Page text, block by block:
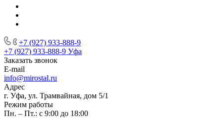
+7 (927) 933-888-9
+7 (927) 933-888-9 Уфа
Заказать звонок
E-mail
info@mirostal.ru
Адрес
г. Уфа, ул. Трамвайная, дом 5/1
Режим работы
Пн. – Пт.: с 9:00 до 18:00